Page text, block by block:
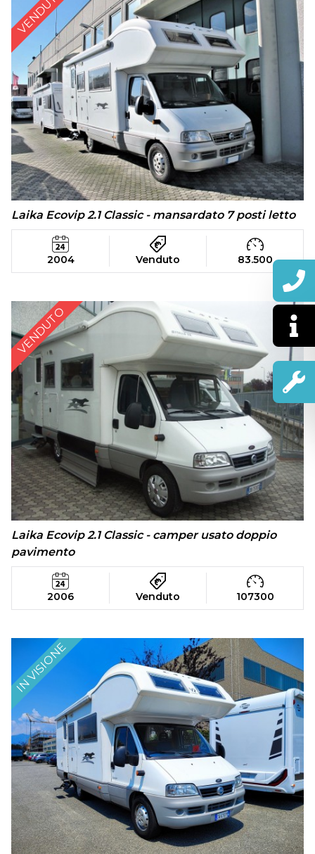
Laika Ecovip 2.1 Classic - mansardato 7 posti letto
2004 Venduto 83.500
VENDUTO
Laika Ecovip 2.1 Classic - camper usato doppio
pavimento
2006 Venduto 107300
IN VISIONE